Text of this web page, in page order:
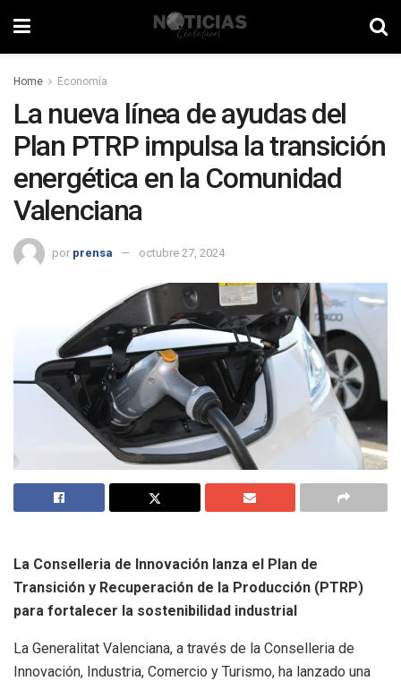
Home Economía
La nueva línea de ayudas del
Plan PTRP impulsa la transición
energética en la Comunidad
Valenciana
por prensa octubre 27, 2024
La Conselleria de Innovación lanza el Plan de
Transición y Recuperación de la Producción (PTRP)
para fortalecer la sostenibilidad industrial
La Generalitat Valenciana, a través de la Conselleria de
Innovación, Industria, Comercio y Turismo, ha lanzado una